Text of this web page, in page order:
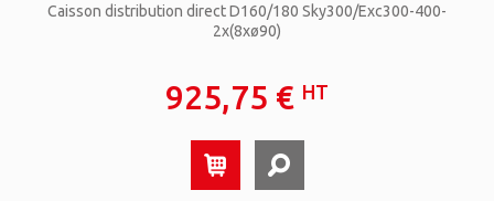
Caisson distribution direct D160/180 Sky300/Exc300-400-
2x(8xø90)
925,75 € HT